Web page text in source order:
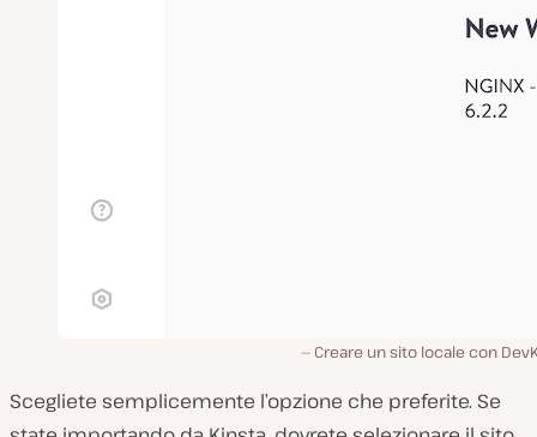
Creare un sito locale con
Scegliete semplicemente l’opzione che preferite. Se